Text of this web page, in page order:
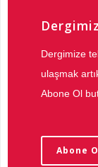
Dergimize
ulaşmak
Abone Ol
Abone